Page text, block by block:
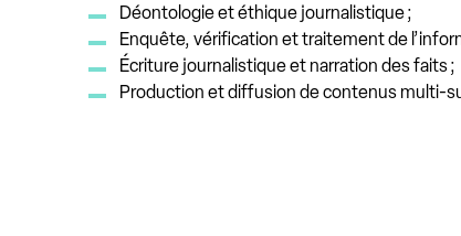
Déontologie et éthique journalistique ;
Enquête, vérification et traitement de
Écriture journalistique et narration des faits ;
Production et diffusion de contenus multi-